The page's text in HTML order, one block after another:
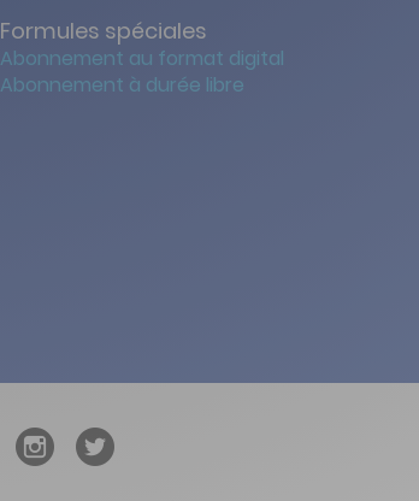
Formules spéciales
Abonnement au format digital
Abonnement à durée libre